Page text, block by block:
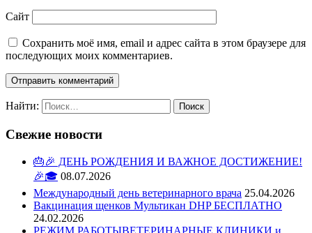
Сайт
Сохранить моё имя, email и адрес сайта в этом браузере для
последующих моих комментариев.
Найти:
Свежие новости
🎂🎉 ДЕНЬ РОЖДЕНИЯ И ВАЖНОЕ ДОСТИЖЕНИЕ!
🎉🎓 08.07.2026
Международный день ветеринарного врача 25.04.2026
Вакцинация щенков Мультикан DHP БЕСПЛАТНО
24.02.2026
РЕЖИМ РАБОТЫВЕТЕРИНАРНЫЕ КЛИНИКИ и